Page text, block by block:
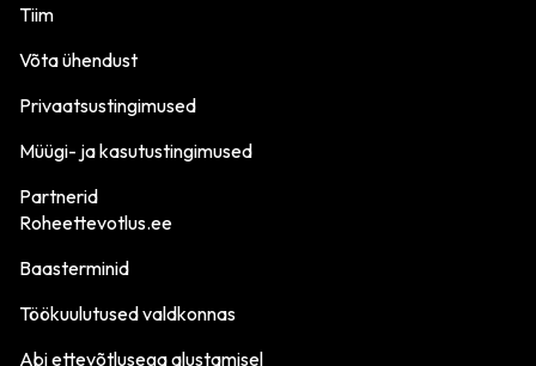
Tiim
Võta ühendust
Privaatsustingimused
Müügi- ja kasutustingimused
Partnerid
Roheettevotlus.ee
Baasterminid
Töökuulutused valdkonnas
Abi ettevõtlusega alustamisel